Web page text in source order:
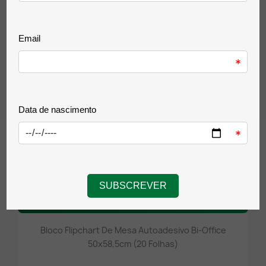
Comprar
Bloco Flipchart De Mesa Autoadesivo Bi-Office
50x58,5cm (20 Folhas)